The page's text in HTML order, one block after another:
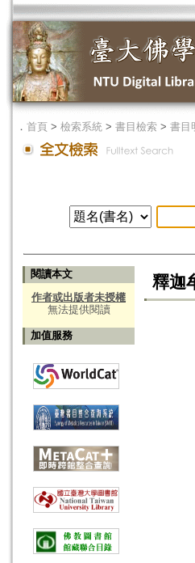
． 首頁 > 檢索系統 > 書目檢索 > 書目
閱讀本文
作者或出版者未授權
無法提供閱讀
加值服務
釋迦